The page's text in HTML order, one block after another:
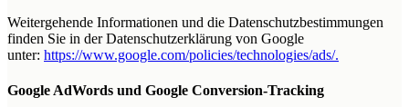
Weitergehende Informationen und die Datenschutzbestimmungen
finden Sie in der Datenschutzerklärung von Google
unter: https://www.google.com/policies/technologies/ads/.
Google AdWords und Google Conversion-Tracking